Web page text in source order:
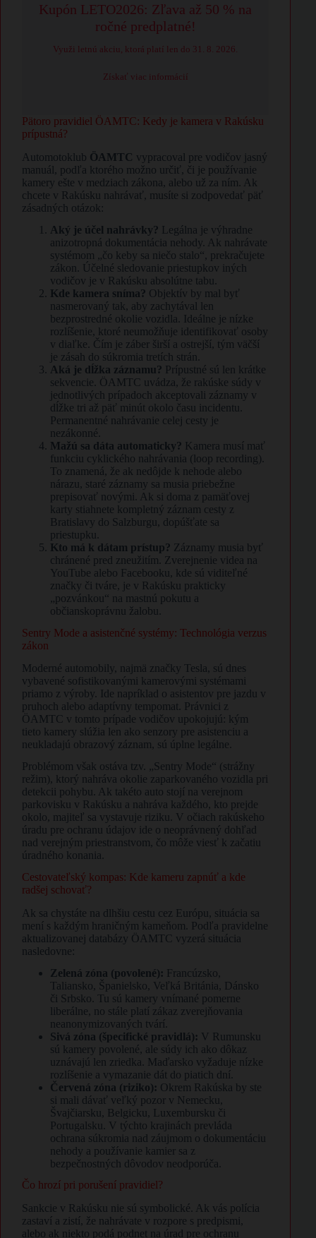
Kupón LETO2026: Zľava až 50 % na
ročné predplatné!
Využi letnú akciu, ktorá platí len do 31. 8. 2026.
Získať viac informácií
Pätoro pravidiel ÖAMTC: Kedy je kamera v Rakúsku
prípustná?
Automotoklub ÖAMTC vypracoval pre vodičov jasný
manuál, podľa ktorého možno určiť, či je používanie
kamery ešte v medziach zákona, alebo už za ním. Ak
chcete v Rakúsku nahrávať, musíte si zodpovedať päť
zásadných otázok:
Aký je účel nahrávky? Legálna je výhradne
anizotropná dokumentácia nehody. Ak nahrávate
systémom „čo keby sa niečo stalo“, prekračujete
zákon. Účelné sledovanie priestupkov iných
vodičov je v Rakúsku absolútne tabu.
Kde kamera sníma? Objektív by mal byť
nasmerovaný tak, aby zachytával len
bezprostredné okolie vozidla. Ideálne je nízke
rozlíšenie, ktoré neumožňuje identifikovať osoby
v diaľke. Čím je záber širší a ostrejší, tým väčší
je zásah do súkromia tretích strán.
Aká je dĺžka záznamu? Prípustné sú len krátke
sekvencie. ÖAMTC uvádza, že rakúske súdy v
jednotlivých prípadoch akceptovali záznamy v
dĺžke tri až päť minút okolo času incidentu.
Permanentné nahrávanie celej cesty je
nezákonné.
Mažú sa dáta automaticky? Kamera musí mať
funkciu cyklického nahrávania (loop recording).
To znamená, že ak nedôjde k nehode alebo
nárazu, staré záznamy sa musia priebežne
prepisovať novými. Ak si doma z pamäťovej
karty stiahnete kompletný záznam cesty z
Bratislavy do Salzburgu, dopúšťate sa
priestupku.
Kto má k dátam prístup? Záznamy musia byť
chránené pred zneužitím. Zverejnenie videa na
YouTube alebo Facebooku, kde sú viditeľné
značky či tváre, je v Rakúsku prakticky
„pozvánkou“ na mastnú pokutu a
občianskoprávnu žalobu.
Sentry Mode a asistenčné systémy: Technológia verzus
zákon
Moderné automobily, najmä značky Tesla, sú dnes
vybavené sofistikovanými kamerovými systémami
priamo z výroby. Ide napríklad o asistentov pre jazdu v
pruhoch alebo adaptívny tempomat. Právnici z
ÖAMTC v tomto prípade vodičov upokojujú: kým
tieto kamery slúžia len ako senzory pre asistenciu a
neukladajú obrazový záznam, sú úplne legálne.
Problémom však ostáva tzv. „Sentry Mode“ (strážny
režim), ktorý nahráva okolie zaparkovaného vozidla pri
detekcii pohybu. Ak takéto auto stojí na verejnom
parkovisku v Rakúsku a nahráva každého, kto prejde
okolo, majiteľ sa vystavuje riziku. V očiach rakúskeho
úradu pre ochranu údajov ide o neoprávnený dohľad
nad verejným priestranstvom, čo môže viesť k začatiu
úradného konania.
Cestovateľský kompas: Kde kameru zapnúť a kde
radšej schovať?
Ak sa chystáte na dlhšiu cestu cez Európu, situácia sa
mení s každým hraničným kameňom. Podľa pravidelne
aktualizovanej databázy ÖAMTC vyzerá situácia
nasledovne:
Zelená zóna (povolené): Francúzsko,
Taliansko, Španielsko, Veľká Británia, Dánsko
či Srbsko. Tu sú kamery vnímané pomerne
liberálne, no stále platí zákaz zverejňovania
neanonymizovaných tvárí.
Sivá zóna (špecifické pravidlá): V Rumunsku
sú kamery povolené, ale súdy ich ako dôkaz
uznávajú len zriedka. Maďarsko vyžaduje nízke
rozlíšenie a vymazanie dát do piatich dní.
Červená zóna (riziko): Okrem Rakúska by ste
si mali dávať veľký pozor v Nemecku,
Švajčiarsku, Belgicku, Luxembursku či
Portugalsku. V týchto krajinách prevláda
ochrana súkromia nad záujmom o dokumentáciu
nehody a používanie kamier sa z
bezpečnostných dôvodov neodporúča.
Čo hrozí pri porušení pravidiel?
Sankcie v Rakúsku nie sú symbolické. Ak vás polícia
zastaví a zistí, že nahrávate v rozpore s predpismi,
alebo ak niekto podá podnet na úrad pre ochranu